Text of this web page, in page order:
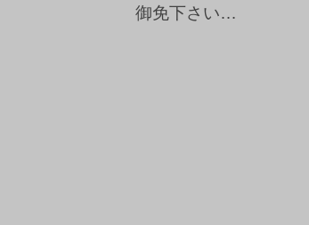
御免下さい…